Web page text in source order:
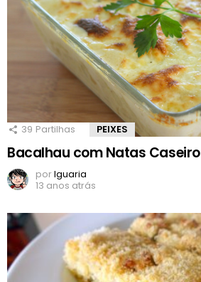
39 Partilhas PEIXES
Bacalhau com Natas Caseiro
porIguaria
13 anos atrás